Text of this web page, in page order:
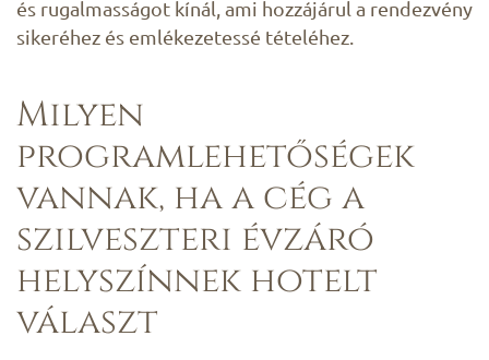
és rugalmasságot kínál, ami hozzájárul a rendezvény
sikeréhez és emlékezetessé tételéhez.
Milyen
programlehetőségek
vannak, ha a cég a
szilveszteri évzáró
helyszínnek hotelt
választ